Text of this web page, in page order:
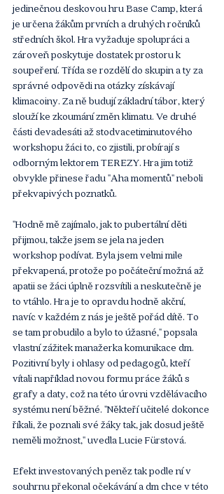
jedinečnou deskovou hru Base Camp, která
je určena žákům prvních a druhých ročníků
středních škol. Hra vyžaduje spolupráci a
zároveň poskytuje dostatek prostoru k
soupeření. Třída se rozdělí do skupin a ty za
správné odpovědi na otázky získávají
klimacoiny. Za ně budují základní tábor, který
slouží ke zkoumání změn klimatu. Ve druhé
části devadesáti až stodvacetiminutového
workshopu žáci to, co zjistili, probírají s
odborným lektorem TEREZY. Hra jim totiž
obvykle přinese řadu "Aha momentů" neboli
překvapivých poznatků.
"Hodně mě zajímalo, jak to pubertální děti
přijmou, takže jsem se jela na jeden
workshop podívat. Byla jsem velmi mile
překvapená, protože po počáteční možná až
apatii se žáci úplně rozsvítili a neskutečně je
to vtáhlo. Hra je to opravdu hodně akční,
navíc v každém z nás je ještě pořád dítě. To
se tam probudilo a bylo to úžasné," popsala
vlastní zážitek manažerka komunikace dm.
Pozitivní byly i ohlasy od pedagogů, kteří
vítali například novou formu práce žáků s
grafy a daty, což na této úrovni vzdělávacího
systému není běžné. "Někteří učitelé dokonce
říkali, že poznali své žáky tak, jak dosud ještě
neměli možnost," uvedla Lucie Fürstová.
Efekt investovaných peněz tak podle ní v
souhrnu překonal očekávání a dm chce v této